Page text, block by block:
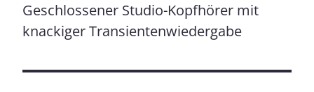
Geschlossener Studio-Kopfhörer mit
knackiger Transientenwiedergabe